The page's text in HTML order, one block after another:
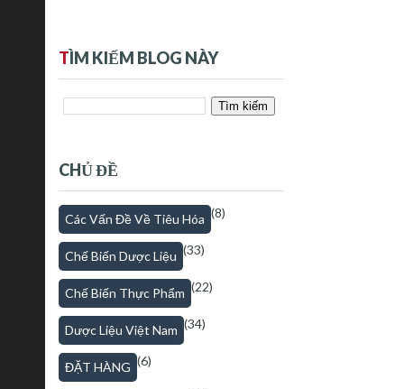
TÌM KIẾM BLOG NÀY
CHỦ ĐỀ
Các Vấn Đề Về Tiêu Hóa (8)
Chế Biến Dược Liệu (33)
Chế Biến Thực Phẩm (22)
Dược Liệu Việt Nam (34)
ĐẶT HÀNG (6)